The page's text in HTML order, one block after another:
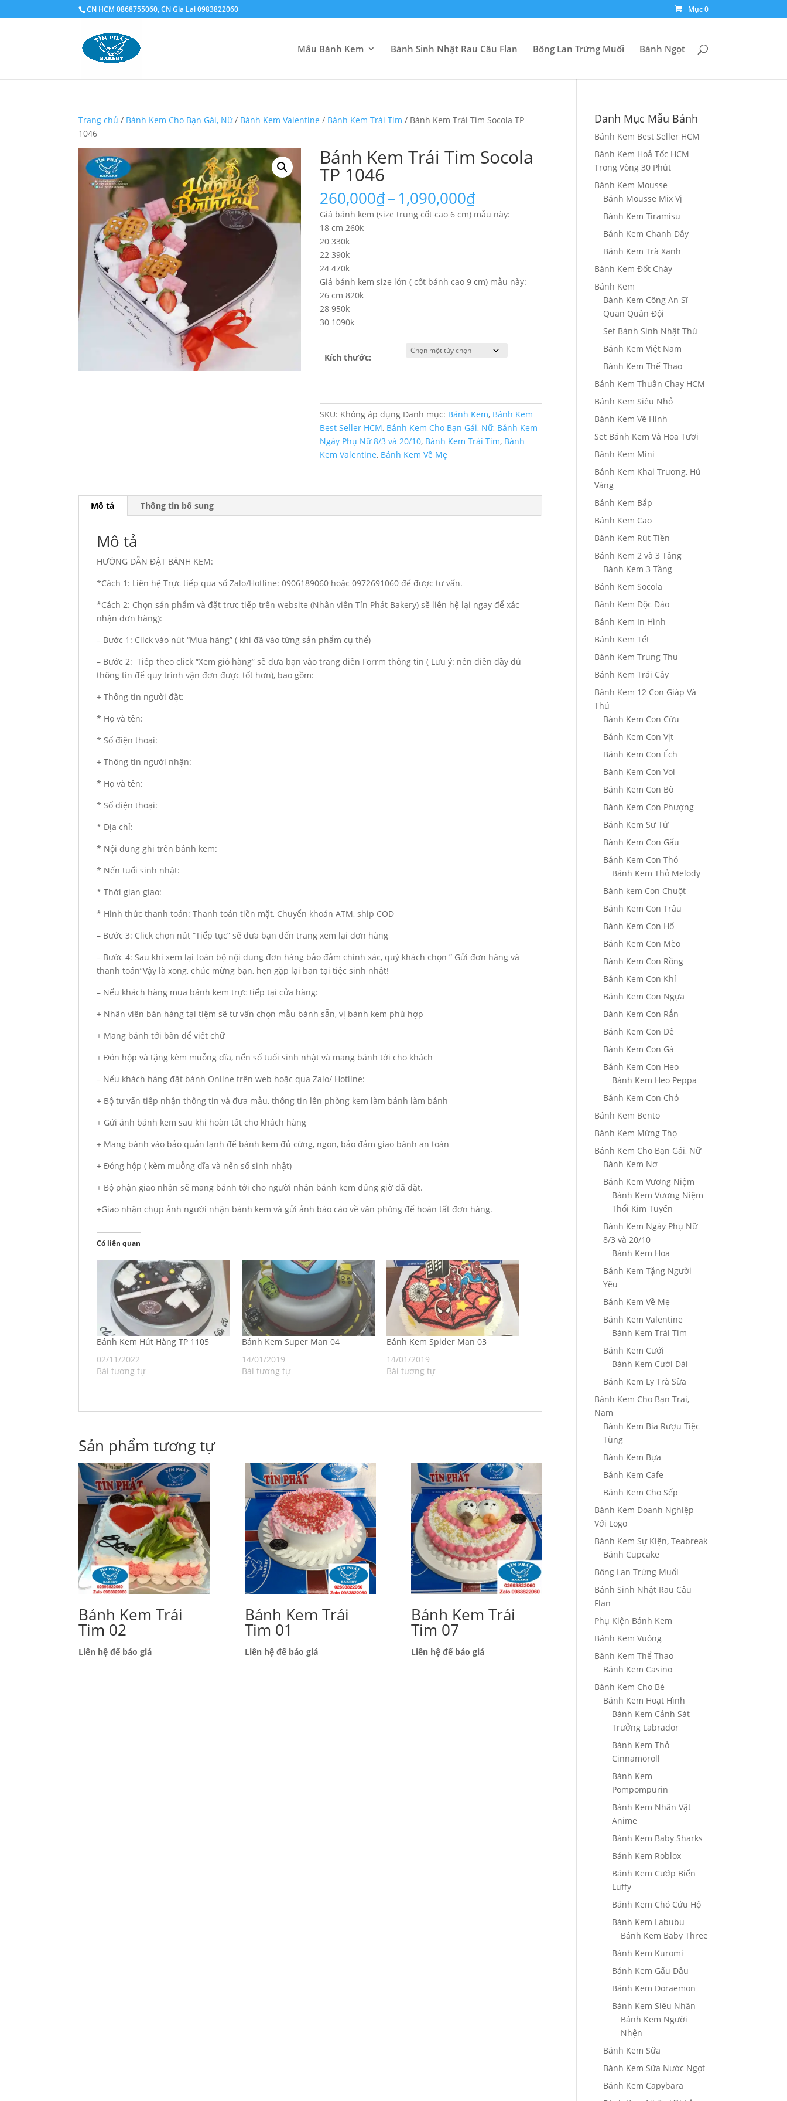
CN HCM 0868755060, CN Gia Lai 0983822060 Mục 0
Mẫu Bánh Kem Bánh Sinh Nhật Rau Câu Flan Bông Lan Trứng Muối Bánh Ngọt
Trang chủ / Bánh Kem Cho Bạn Gái, Nữ/ Bánh Kem Valentine / Bánh Kem Trái Tim / Bánh Kem Trái Tim Socola TP
1046
Bánh Kem Trái Tim Socola
TP 1046
260,000₫–1,090,000₫Khoảng
giá:
từ
Giá bánh kem (size trung cốt cao 6 cm) mẫu này:
18 cm 260k
20 330k
22 390k
24 470k
Giá bánh kem size lớn ( cốt bánh cao 9 cm) mẫu này:
26 cm 820k
28 950k
30 1090k
Kích thước:
SKU: Không áp dụng Danh mục: Bánh Kem, Bánh Kem
Best Seller HCM, Bánh Kem Cho Bạn Gái, Nữ, Bánh Kem
Ngày Phụ Nữ 8/3 và 20/10, Bánh Kem Trái Tim, Bánh
Kem Valentine, Bánh Kem Về Mẹ
Mô tả Thông tin bổ sung
Mô tả
HƯỚNG DẪN ĐẶT BÁNH KEM:
*Cách 1: Liên hệ Trực tiếp qua số Zalo/Hotline: 0906189060 hoặc 0972691060 để được tư vấn.
*Cách 2: Chọn sản phẩm và đặt trưc tiếp trên website (Nhân viên Tín Phát Bakery) sẽ liên hệ lại ngay để xác
nhận đơn hàng):
– Bước 1: Click vào nút “Mua hàng” ( khi đã vào từng sản phẩm cụ thể)
– Bước 2: Tiếp theo click “Xem giỏ hàng” sẽ đưa bạn vào trang điền Forrm thông tin ( Lưu ý: nên điền đầy đủ
thông tin để quy trình vận đơn được tốt hơn), bao gồm:
+ Thông tin người đặt:
* Họ và tên:
* Số điện thoại:
+ Thông tin người nhận:
* Họ và tên:
* Số điện thoại:
* Địa chỉ:
* Nội dung ghi trên bánh kem:
* Nến tuổi sinh nhật:
* Thời gian giao:
* Hình thức thanh toán: Thanh toán tiền mặt, Chuyển khoản ATM, ship COD
– Bước 3: Click chọn nút “Tiếp tục” sẽ đưa bạn đến trang xem lại đơn hàng
– Bước 4: Sau khi xem lại toàn bộ nội dung đơn hàng bảo đảm chính xác, quý khách chọn ” Gửi đơn hàng và
thanh toán”Vậy là xong, chúc mừng bạn, hẹn gặp lại bạn tại tiệc sinh nhật!
– Nếu khách hàng mua bánh kem trực tiếp tại cửa hàng:
+ Nhân viên bán hàng tại tiệm sẽ tư vấn chọn mẫu bánh sẵn, vị bánh kem phù hợp
+ Mang bánh tới bàn để viết chữ
+ Đón hộp và tặng kèm muỗng dĩa, nến số tuổi sinh nhật và mang bánh tới cho khách
– Nếu khách hàng đặt bánh Online trên web hoặc qua Zalo/ Hotline:
+ Bộ tư vấn tiếp nhận thông tin và đưa mẫu, thông tin lên phòng kem làm bánh làm bánh
+ Gửi ảnh bánh kem sau khi hoàn tất cho khách hàng
+ Mang bánh vào bảo quản lạnh để bánh kem đủ cứng, ngon, bảo đảm giao bánh an toàn
+ Đóng hộp ( kèm muỗng dĩa và nến số sinh nhật)
+ Bộ phận giao nhận sẽ mang bánh tới cho người nhận bánh kem đúng giờ đã đặt.
+Giao nhận chụp ảnh người nhận bánh kem và gửi ảnh báo cáo về văn phòng để hoàn tất đơn hàng.
Có liên quan
Bánh Kem Hút Hàng TP 1105
02/11/2022
Bài tương tự
Bánh Kem Super Man 04
14/01/2019
Bài tương tự
Bánh Kem Spider Man 03
14/01/2019
Bài tương tự
Sản phẩm tương tự
Bánh Kem Trái
Tim 02
Liên hệ để báo giá
Bánh Kem Trái
Tim 01
Liên hệ để báo giá
Bánh Kem Trái
Tim 07
Liên hệ để báo giá
Danh Mục Mẫu Bánh
Bánh Kem Best Seller HCM
Bánh Kem Hoả Tốc HCM
Trong Vòng 30 Phút
Bánh Kem Mousse
Bánh Mousse Mix Vị
Bánh Kem Tiramisu
Bánh Kem Chanh Dây
Bánh Kem Trà Xanh
Bánh Kem Đốt Cháy
Bánh Kem
Bánh Kem Công An Sĩ
Quan Quân Đội
Set Bánh Sinh Nhật Thú
Bánh Kem Việt Nam
Bánh Kem Thể Thao
Bánh Kem Thuần Chay HCM
Bánh Kem Siêu Nhỏ
Bánh Kem Vẽ Hình
Set Bánh Kem Và Hoa Tươi
Bánh Kem Mini
Bánh Kem Khai Trương, Hủ
Vàng
Bánh Kem Bắp
Bánh Kem Cao
Bánh Kem Rút Tiền
Bánh Kem 2 và 3 Tầng
Bánh Kem 3 Tầng
Bánh Kem Socola
Bánh Kem Độc Đáo
Bánh Kem In Hình
Bánh Kem Tết
Bánh Kem Trung Thu
Bánh Kem Trái Cây
Bánh Kem 12 Con Giáp Và
Thú
Bánh Kem Con Cừu
Bánh Kem Con Vịt
Bánh Kem Con Ếch
Bánh Kem Con Voi
Bánh Kem Con Bò
Bánh Kem Con Phượng
Bánh Kem Sư Tử
Bánh Kem Con Gấu
Bánh Kem Con Thỏ
Bánh Kem Thỏ Melody
Bánh kem Con Chuột
Bánh Kem Con Trâu
Bánh Kem Con Hổ
Bánh Kem Con Mèo
Bánh Kem Con Rồng
Bánh Kem Con Khỉ
Bánh Kem Con Ngựa
Bánh Kem Con Rắn
Bánh Kem Con Dê
Bánh Kem Con Gà
Bánh Kem Con Heo
Bánh Kem Heo Peppa
Bánh Kem Con Chó
Bánh Kem Bento
Bánh Kem Mừng Thọ
Bánh Kem Cho Bạn Gái, Nữ
Bánh Kem Nơ
Bánh Kem Vương Niệm
Bánh Kem Vương Niệm
Thổi Kim Tuyến
Bánh Kem Ngày Phụ Nữ
8/3 và 20/10
Bánh Kem Hoa
Bánh Kem Tặng Người
Yêu
Bánh Kem Về Mẹ
Bánh Kem Valentine
Bánh Kem Trái Tim
Bánh Kem Cưới
Bánh Kem Cưới Dài
Bánh Kem Ly Trà Sữa
Bánh Kem Cho Bạn Trai,
Nam
Bánh Kem Bia Rượu Tiệc
Tùng
Bánh Kem Bựa
Bánh Kem Cafe
Bánh Kem Cho Sếp
Bánh Kem Doanh Nghiệp
Với Logo
Bánh Kem Sự Kiện, Teabreak
Bánh Cupcake
Bông Lan Trứng Muối
Bánh Sinh Nhật Rau Câu
Flan
Phụ Kiện Bánh Kem
Bánh Kem Vuông
Bánh Kem Thể Thao
Bánh Kem Casino
Bánh Kem Cho Bé
Bánh Kem Hoạt Hình
Bánh Kem Cảnh Sát
Trưởng Labrador
Bánh Kem Thỏ
Cinnamoroll
Bánh Kem
Pompompurin
Bánh Kem Nhân Vật
Anime
Bánh Kem Baby Sharks
Bánh Kem Roblox
Bánh Kem Cướp Biển
Luffy
Bánh Kem Chó Cứu Hộ
Bánh Kem Labubu
Bánh Kem Baby Three
Bánh Kem Kuromi
Bánh Kem Gấu Dâu
Bánh Kem Doraemon
Bánh Kem Siêu Nhân
Bánh Kem Người
Nhện
Bánh Kem Sữa
Bánh Kem Sữa Nước Ngọt
Bánh Kem Capybara